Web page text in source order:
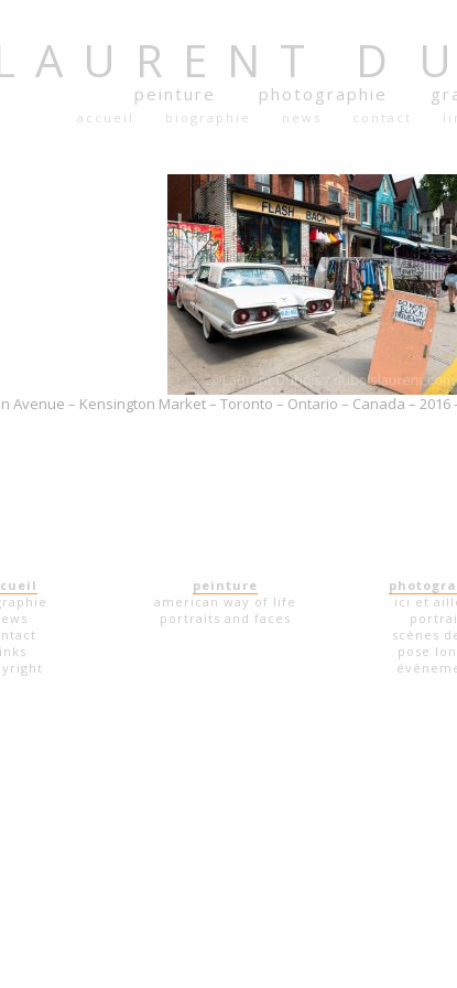
peinture photographie
accueil biographie news contact
Avenue – Kensington Market – Toronto – Ontario – Canada –
peinture
american way of life
portraits and faces
ici et
scènes
pose